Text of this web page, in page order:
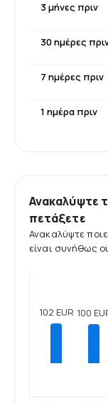
3 μήνες πριν
30 ημέρες
7 ημέρες πριν
1 ημέρα πριν
Ανακαλύψτε
πετάξετε
Ανακαλύψτε
είναι συνήθως
102 EUR 100